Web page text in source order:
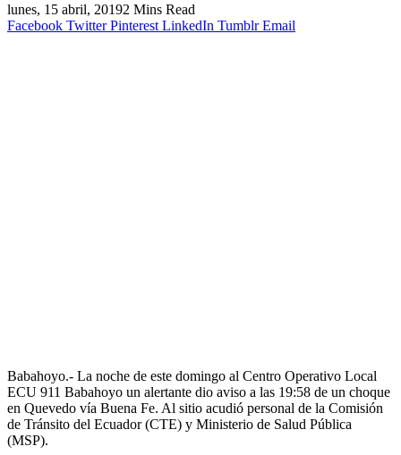
lunes, 15 abril, 20192 Mins Read
Facebook Twitter Pinterest LinkedIn Tumblr Email
Babahoyo.- La noche de este domingo al Centro Operativo Local
ECU 911 Babahoyo un alertante dio aviso a las 19:58 de un choque
en Quevedo vía Buena Fe. Al sitio acudió personal de la Comisión
de Tránsito del Ecuador (CTE) y Ministerio de Salud Pública
(MSP).